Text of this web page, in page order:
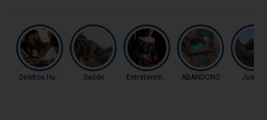
Direitos Humanos Saúde Entretenimento ABANDONO Justiça